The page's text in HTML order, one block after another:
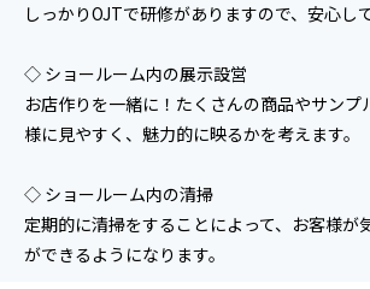
しっかりOJTで研修がありますので、安心し
◇ ショールーム内の展示設営
お店作りを一緒に！たくさんの商品やサンプ
様に見やすく、魅力的に映るかを考えます。
◇ ショールーム内の清掃
定期的に清掃をすることによって、お客様が
ができるようになります。